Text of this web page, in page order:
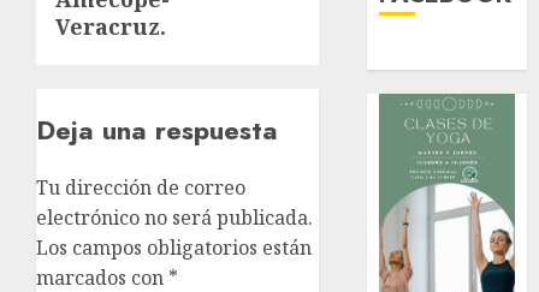
Veracruz.
Deja una respuesta
Tu dirección de correo
electrónico no será publicada.
Los campos obligatorios están
marcados con *